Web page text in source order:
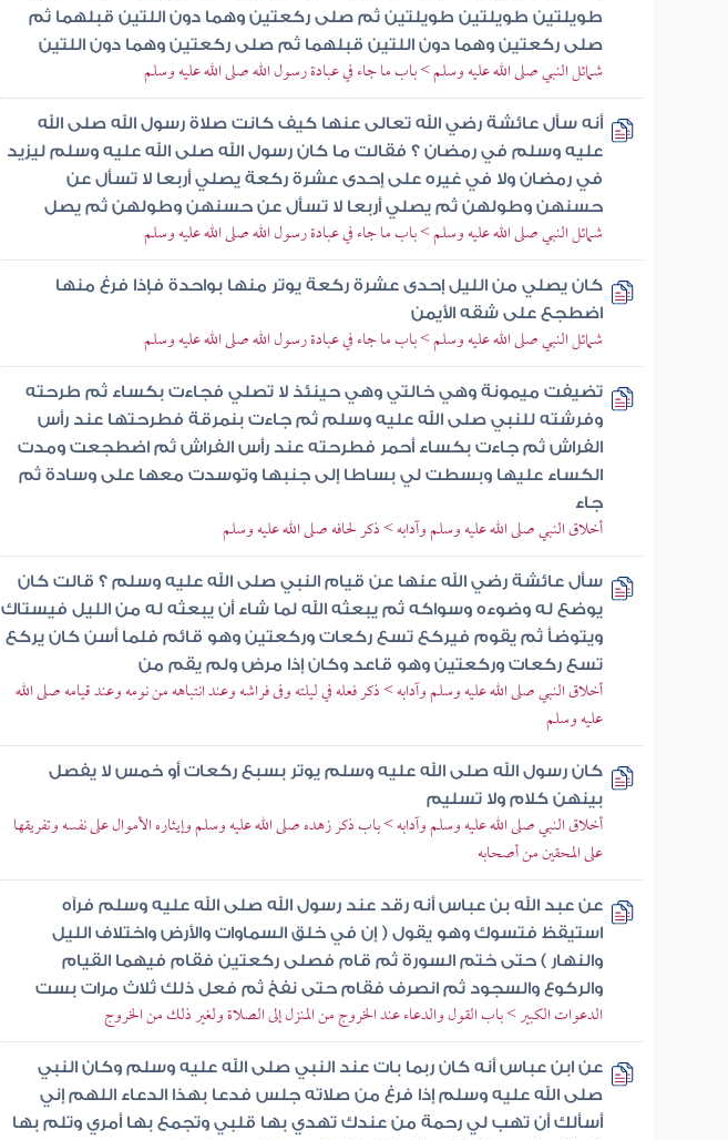
طويلتين طويلتين طويلتين ثم صلى ركعتين وهما دون اللتين قبلهما ثم
صلى ركعتين وهما دون اللتين قبلهما ثم صلى ركعتين وهما دون اللتين
شمائل النبي صلى الله عليه وسلم > باب ما جاء في عبادة رسول الله صلى الله عليه وسلم
أنه سأل عائشة رضي الله تعالى عنها كيف كانت صلاة رسول الله صلى الله
عليه وسلم في رمضان ؟ فقالت ما كان رسول الله صلى الله عليه وسلم ليزيد
في رمضان ولا في غيره على إحدى عشرة ركعة يصلي أربعا لا تسأل عن
حسنهن وطولهن ثم يصلي أربعا لا تسأل عن حسنهن وطولهن ثم يصل
شمائل النبي صلى الله عليه وسلم > باب ما جاء في عبادة رسول الله صلى الله عليه وسلم
كان يصلي من الليل إحدى عشرة ركعة يوتر منها بواحدة فإذا فرغ منها
اضطجع على شقه الأيمن
شمائل النبي صلى الله عليه وسلم > باب ما جاء في عبادة رسول الله صلى الله عليه وسلم
تضيفت ميمونة وهي خالتي وهي حينئذ لا تصلي فجاءت بكساء ثم طرحته
وفرشته للنبي صلى الله عليه وسلم ثم جاءت بنمرقة فطرحتها عند رأس
الفراش ثم جاءت بكساء أحمر فطرحته عند رأس الفراش ثم اضطجعت ومدت
الكساء عليها وبسطت لي بساطا إلى جنبها وتوسدت معها على وسادة ثم
جاء
أخلاق النبي صلى الله عليه وسلم وآدابه > ذكر لحافه صلى الله عليه وسلم
سأل عائشة رضي الله عنها عن قيام النبي صلى الله عليه وسلم ؟ قالت كان
يوضع له وضوءه وسواكه ثم يبعثه الله لما شاء أن يبعثه له من الليل فيستاك
ويتوضأ ثم يقوم فيركع تسع ركعات وركعتين وهو قائم فلما أسن كان يركع
تسع ركعات وركعتين وهو قاعد وكان إذا مرض ولم يقم من
أخلاق النبي صلى الله عليه وسلم وآدابه > ذكر فعله في ليلته وفى فراشه وعند انتباهه من نومه وعند قيامه صلى الله
عليه وسلم
كان رسول الله صلى الله عليه وسلم يوتر بسبع ركعات أو خمس لا يفصل
بينهن كلام ولا تسليم
أخلاق النبي صلى الله عليه وسلم وآدابه > باب ذكر زهده صلى الله عليه وسلم وإيثاره الأموال على نفسه وتفريقها
على المحقين من أصحابه
عن عبد الله بن عباس أنه رقد عند رسول الله صلى الله عليه وسلم فرآه
استيقظ فتسوك وهو يقول ( إن في خلق السماوات والأرض واختلاف الليل
والنهار ) حتى ختم السورة ثم قام فصلى ركعتين فقام فيهما القيام
والركوع والسجود ثم انصرف فقام حتى نفخ ثم فعل ذلك ثلاث مرات بست
الدعوات الكبير > باب القول والدعاء عند الخروج من المنزل إلى الصلاة ولغير ذلك من الخروج
عن ابن عباس أنه كان ربما بات عند النبي صلى الله عليه وسلم وكان النبي
صلى الله عليه وسلم إذا فرغ من صلاته جلس فدعا بهذا الدعاء اللهم إني
أسألك أن تهب لي رحمة من عندك تهدي بها قلبي وتجمع بها أمري وتلم بها